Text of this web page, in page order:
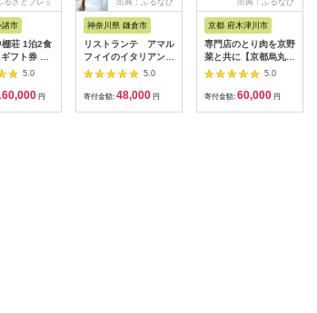
るさとプレミ
諸市
棚荘 1泊2食
フト券 チ
宿泊 旅行
5.0
円
出典：ふるなび
神奈川県 鎌倉市
リストランテ アマル
フィイのイタリアンデ
ィナーコースA ペア
5.0
寄付金額: 48,000 円
出典：ふるなび
京都 府木津川市
専門店のとり肉を京野
菜と共に【京都烏丸御
池】で味わう2名様焼
鳥コースお食事券
064-15
5.0
寄付金額: 60,000 円